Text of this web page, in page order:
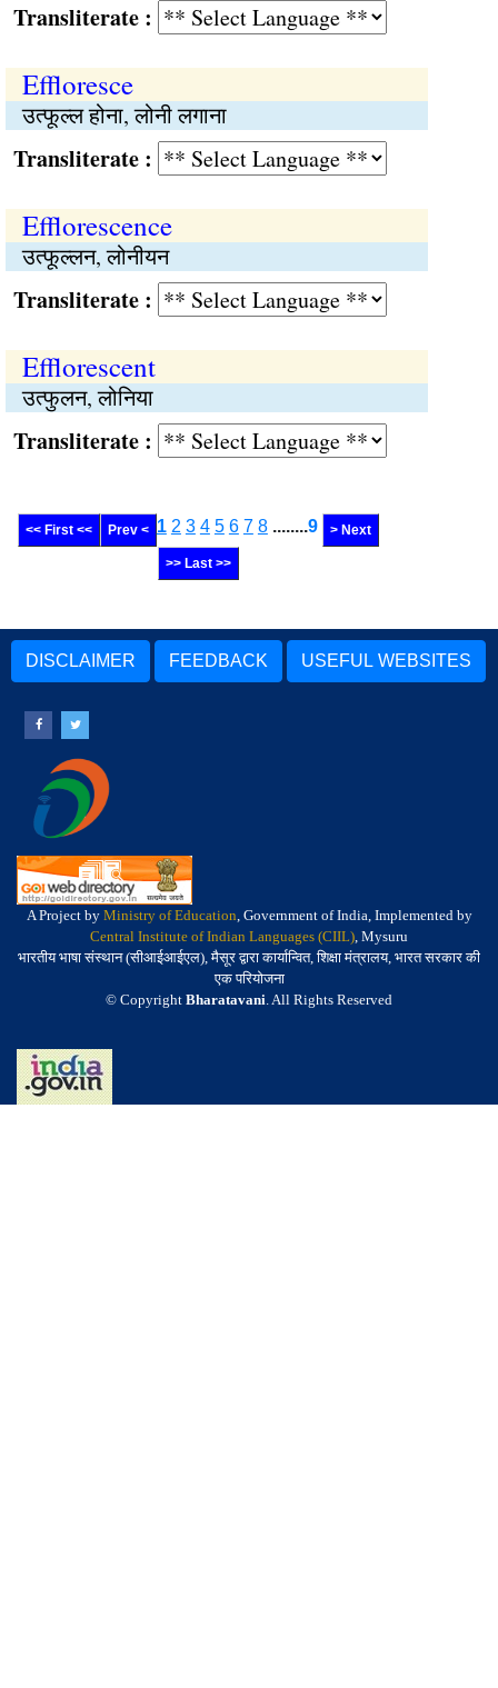
:
Effloresce
उत्फूल्ल होना, लोनी लगाना
:
Efflorescence
उत्फूल्लन, लोनीयन
:
Efflorescent
उत्फुलन, लोनिया
:
<< First << Prev < 1 2 3 4 5 6 7 8 ........9 > Next
>> Last >>
DISCLAIMER FEEDBACK USEFUL WEBSITES
A Project by Ministry of Education, Government of India, Implemented by
Central Institute of Indian Languages (CIIL), Mysuru
भारतीय भाषा संस्थान (सीआईआईएल), मैसूर द्वारा कार्यान्वित, शिक्षा मंत्रालय, भारत सरकार की
एक परियोजना
© Copyright Bharatavani. All Rights Reserved